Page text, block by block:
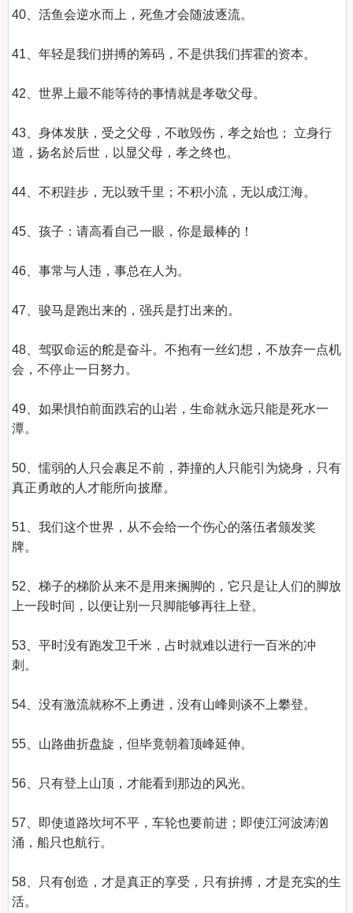
40、活鱼会逆水而上，死鱼才会随波逐流。
41、年轻是我们拼搏的筹码，不是供我们挥霍的资本。
42、世界上最不能等待的事情就是孝敬父母。
43、身体发肤，受之父母，不敢毁伤，孝之始也； 立身行
道，扬名於后世，以显父母，孝之终也。
44、不积跬步，无以致千里；不积小流，无以成江海。
45、孩子：请高看自己一眼，你是最棒的！
46、事常与人违，事总在人为。
47、骏马是跑出来的，强兵是打出来的。
48、驾驭命运的舵是奋斗。不抱有一丝幻想，不放弃一点机
会，不停止一日努力。
49、如果惧怕前面跌宕的山岩，生命就永远只能是死水一
潭。
50、懦弱的人只会裹足不前，莽撞的人只能引为烧身，只有
真正勇敢的人才能所向披靡。
51、我们这个世界，从不会给一个伤心的落伍者颁发奖
牌。
52、梯子的梯阶从来不是用来搁脚的，它只是让人们的脚放
上一段时间，以便让别一只脚能够再往上登。
53、平时没有跑发卫千米，占时就难以进行一百米的冲
刺。
54、没有激流就称不上勇进，没有山峰则谈不上攀登。
55、山路曲折盘旋，但毕竟朝着顶峰延伸。
56、只有登上山顶，才能看到那边的风光。
57、即使道路坎坷不平，车轮也要前进；即使江河波涛汹
涌，船只也航行。
58、只有创造，才是真正的享受，只有拚搏，才是充实的生
活。